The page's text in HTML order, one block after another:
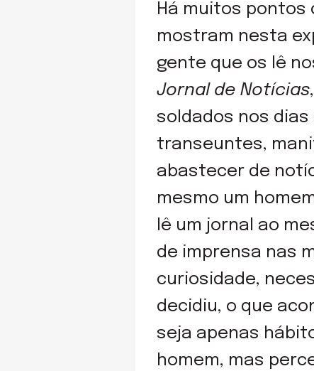
Há muitos pontos
mostram nesta
gente que os lê
Jornal de Notícias,
soldados nos dias
transeuntes,
abastecer de
mesmo um
lê um jornal ao
de imprensa nas
curiosidade,
decidiu, o que
seja apenas
homem, mas